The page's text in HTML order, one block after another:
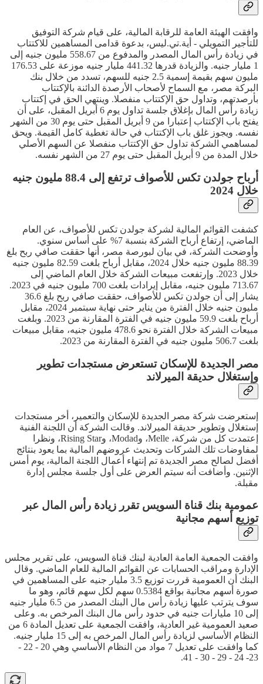
وافقت الهيئة العامة للرقابة المالية، على قيام شركة التوفيق
للتأجير التمويلي - أية.تي.ليس، بدعوة قدامى المساهمين للاكتتاب
في زيادة رأس المال المصدر والمدفوع من 558.67 مليون جنيه إلى
1 مليار جنيه. والزيادة قدرها 441.32 مليار جنيه موزعة على 176.53
مليون سهم بقيمة إسمية 2.5 جنيه للسهم، تسدد من خلال بنك
البركة مصر، مع السماح لأصحاب الأرصدة الدائنة بالإكتتاب
بأرصدتهم، وتداول حق الإكتتاب منفصلا. وينتهي الحق في إكتتاب
زيادة رأس المال بإغلاق جلسة تداول يوم 6 أبريل المقبل، على أن
يفتح باب الإكتتاب إعتبارا من 9 أبريل المقبل حتى يوم 30 من الشهر
نفسه. ويجوز غلق باب الإكتتاب في حالة تغطية كامل القيمة. ويحق
لمساهمي الشركة تداول حق الإكتتاب منفصلا عن السهم الأصلي
خلال المدة من 9 أبريل المقبل حتى يوم 27 من الشهر نفسه.
أرباح جولدن تكس للأصواف ترتفع إلى 88.4 مليون جنيه
خلال 2024
كشفت القوائم المالية لشركة جولدن تكس للأصواف، عن العام
الماضي، إرتفاع أرباح الشركة بنسبة 7% على أساس سنوي.
وأوضحت الشركة، في بيان لبورصة مصر، أنها حققت صافي ربح بلغ
88.39 مليون جنيه خلال 2024، مقابل أرباح بلغت 82.59 مليون جنيه
خلال 2023. وإرتفعت مبيعات الشركة خلال العام الماضي إلى
713.67 مليون جنيه، مقابل إيرادات بلغت 700 مليون جنيه في 2023.
يشار إلى أن جولدن تكس للأصواف، حققت صافي ربح بلغ 36.6
مليون جنيه خلال الفترة من يناير حتى نهاية سبتمبر 2024، مقابل
أرباح بلغت 59.9 مليون جنيه في الفترة المقارنة من 2023. وبلغت
مبيعات الشركة خلال الفترة نحو 478.6 مليون جنيه، مقابل مبيعات
بلغت 506.7 مليون جنيه في الفترة المقارنة من 2023.
مصر الجديدة للإسكان تستعرض مستجدات تطوير
وإستغلال حديقة الميرلاند
إستعرضت شركة مصر الجديدة للإسكان والتعمير، أخر مستجدات
إستغلال وتطوير حديقة الميرلاند. وقالت الشركة أن اللجنة الفنية
إعتمدت كل من شركة، Melle، وModad، وRising Star، ونظرا
لمفاوضات تلك الشركات وتحديث عروضهم المالية بما يعود بنتائج
أفضل لصالح مصر الجديدة تم إنتهاء أعمال اللجنة المالية، يوم أمس
الإثنين. وأضافت أنه سيتم العرض على أول جلسة مجلس إدارة
مقبلة.
عمومية بنك قناة السويس تقرر زيادة رأس المال عبر
توزيع أسهم مجانية
وافقت الجمعية العامة العادية لبنك قناة السويس، على تقرير مجلس
الإدارة ومراقب الحسابات عن القوائم المالية للعام الماضي. وقال
البنك أن العمومية قررت توزيع 3.5 مليار جنيه على المساهمين في
صورة أسهم مجانية بواقع 0.5384 سهم لكل سهم قائم، وهو ما
سوف يترتب عليها زيادة رأس مال البنك المصدر من 6.5 مليار جنيه
إلى 10 مليارات جنيه في حدود رأس مال البنك المرخص به. وعلى
صعيد العمومية غير العادية، وافقت الجمعية على تعديل المادة 6 من
النظام الأساسي لزيادة رأس المال المرخص به إلى 15 مليار جنيه.
كما وافقت على تعديل 7 مواد من النظام الأساسي وهي 20 - 22 -
23- 24 - 29 - 30 - 41.